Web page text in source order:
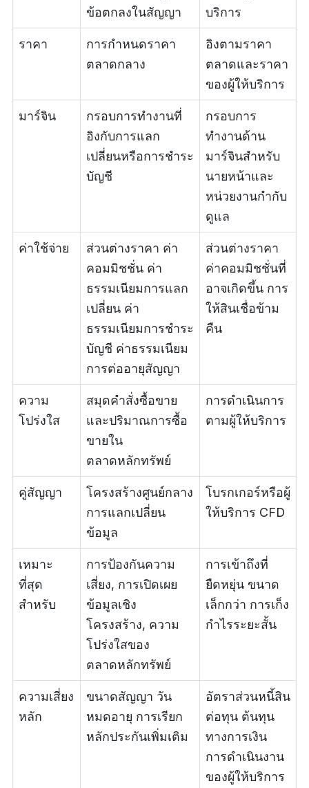
ข้อตกลงในสัญญา
บริการ
ราคา
การกำหนดราคา
ตลาดกลาง
อิงตามราคา
ตลาดและราคา
ของผู้ให้บริการ
มาร์จิน
กรอบการทำงานที่
อิงกับการแลก
เปลี่ยนหรือการชำระ
บัญชี
กรอบการ
ทำงานด้าน
มาร์จินสำหรับ
นายหน้าและ
หน่วยงานกำกับ
ดูแล
ค่าใช้จ่าย
ส่วนต่างราคา ค่า
คอมมิชชั่น ค่า
ธรรมเนียมการแลก
เปลี่ยน ค่า
ธรรมเนียมการชำระ
บัญชี ค่าธรรมเนียม
การต่ออายุสัญญา
ส่วนต่างราคา
ค่าคอมมิชชั่นที่
อาจเกิดขึ้น การ
ให้สินเชื่อข้าม
คืน
ความ
โปร่งใส
สมุดคำสั่งซื้อขาย
และปริมาณการซื้อ
ขายใน
ตลาดหลักทรัพย์
การดำเนินการ
ตามผู้ให้บริการ
คู่สัญญา
โครงสร้างศูนย์กลาง
การแลกเปลี่ยน
ข้อมูล
โบรกเกอร์หรือผู้
ให้บริการ CFD
เหมาะ
ที่สุด
สำหรับ
การป้องกันความ
เสี่ยง, การเปิดเผย
ข้อมูลเชิง
โครงสร้าง, ความ
โปร่งใสของ
ตลาดหลักทรัพย์
การเข้าถึงที่
ยืดหยุ่น ขนาด
เล็กกว่า การเก็ง
กำไรระยะสั้น
ความเสี่ยง
หลัก
ขนาดสัญญา วัน
หมดอายุ การเรียก
หลักประกันเพิ่มเติม
อัตราส่วนหนี้สิน
ต่อทุน ต้นทุน
ทางการเงิน
การดำเนินงาน
ของผู้ให้บริการ